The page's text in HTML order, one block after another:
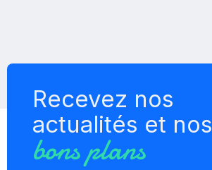
Recevez nos
actualités et nos
bons plans